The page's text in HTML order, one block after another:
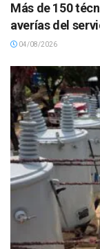
Más de 150
averías del
04/08/2026